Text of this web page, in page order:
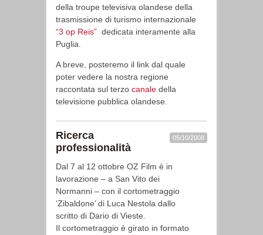
della troupe televisiva olandese della
trasmissione di turismo internazionale
“3 op Reis” dedicata interamente alla
Puglia.
A breve, posteremo il link dal quale
poter vedere la nostra regione
raccontata sul terzo canale della
televisione pubblica olandese.
05/10/2008
Ricerca
professionalità
Dal 7 al 12 ottobre OZ Film è in
lavorazione – a San Vito dei
Normanni – con il cortometraggio
‘Zibaldone’ di Luca Nestola dallo
scritto di Dario di Vieste.
Il cortometraggio è girato in formato